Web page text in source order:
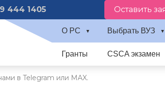
444 1405 Оставить
О PC Выбрать ВУЗ
Гранты CSCA экзамен
в Telegram или MAX.